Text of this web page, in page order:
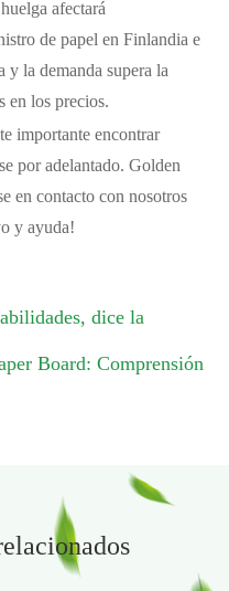
afectará
de papel en Finlandia e
y la demanda supera la
en los precios.
importante encontrar
por adelantado. Golden
en contacto con nosotros
y ayuda!
dice la
Board: Comprensión